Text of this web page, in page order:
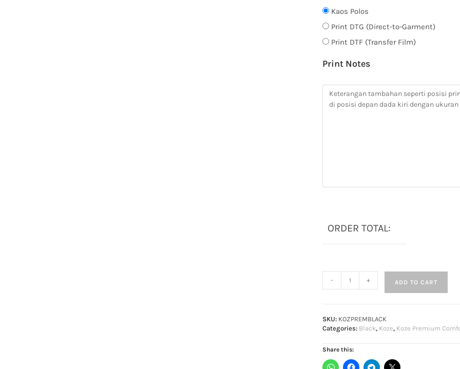
Kaos Polos
Print DTG (Direct-to-Garment)
Print DTF (Transfer Film)
Print Notes
ORDER TOTAL:
- + ADD TO CART
SKU: KOZPREMBLACK
Categories: Black, Koze, Koze Premium
Share this: